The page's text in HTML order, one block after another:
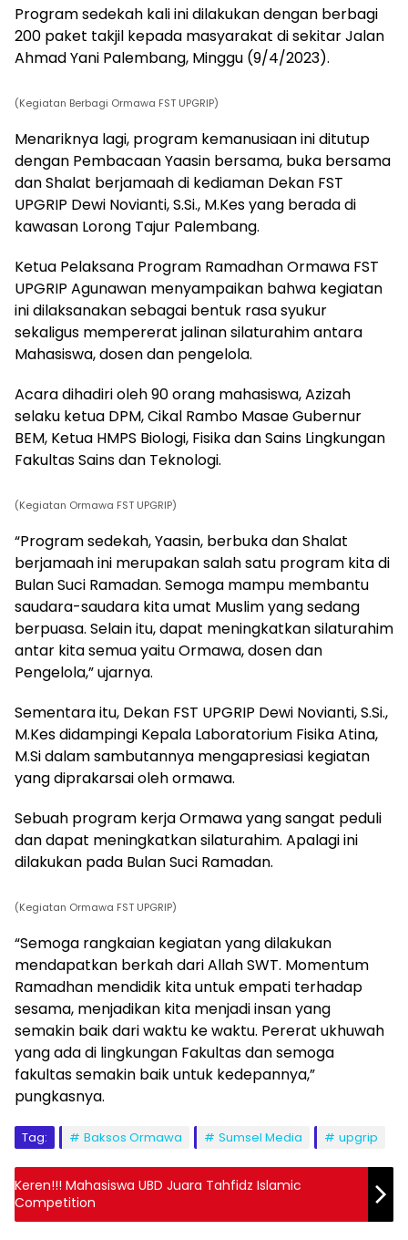
Program sedekah kali ini dilakukan dengan berbagi
200 paket takjil kepada masyarakat di sekitar Jalan
Ahmad Yani Palembang, Minggu (9/4/2023).
(Kegiatan Berbagi Ormawa FST UPGRIP)
Menariknya lagi, program kemanusiaan ini ditutup
dengan Pembacaan Yaasin bersama, buka bersama
dan Shalat berjamaah di kediaman Dekan FST
UPGRIP Dewi Novianti, S.Si., M.Kes yang berada di
kawasan Lorong Tajur Palembang.
Ketua Pelaksana Program Ramadhan Ormawa FST
UPGRIP Agunawan menyampaikan bahwa kegiatan
ini dilaksanakan sebagai bentuk rasa syukur
sekaligus mempererat jalinan silaturahim antara
Mahasiswa, dosen dan pengelola.
Acara dihadiri oleh 90 orang mahasiswa, Azizah
selaku ketua DPM, Cikal Rambo Masae Gubernur
BEM, Ketua HMPS Biologi, Fisika dan Sains Lingkungan
Fakultas Sains dan Teknologi.
(Kegiatan Ormawa FST UPGRIP)
“Program sedekah, Yaasin, berbuka dan Shalat
berjamaah ini merupakan salah satu program kita di
Bulan Suci Ramadan. Semoga mampu membantu
saudara-saudara kita umat Muslim yang sedang
berpuasa. Selain itu, dapat meningkatkan silaturahim
antar kita semua yaitu Ormawa, dosen dan
Pengelola,” ujarnya.
Sementara itu, Dekan FST UPGRIP Dewi Novianti, S.Si.,
M.Kes didampingi Kepala Laboratorium Fisika Atina,
M.Si dalam sambutannya mengapresiasi kegiatan
yang diprakarsai oleh ormawa.
Sebuah program kerja Ormawa yang sangat peduli
dan dapat meningkatkan silaturahim. Apalagi ini
dilakukan pada Bulan Suci Ramadan.
(Kegiatan Ormawa FST UPGRIP)
“Semoga rangkaian kegiatan yang dilakukan
mendapatkan berkah dari Allah SWT. Momentum
Ramadhan mendidik kita untuk empati terhadap
sesama, menjadikan kita menjadi insan yang
semakin baik dari waktu ke waktu. Pererat ukhuwah
yang ada di lingkungan Fakultas dan semoga
fakultas semakin baik untuk kedepannya,”
pungkasnya.
Tag: Baksos Ormawa Sumsel Media upgrip
Keren!!! Mahasiswa UBD Juara Tahfidz Islamic
Competition